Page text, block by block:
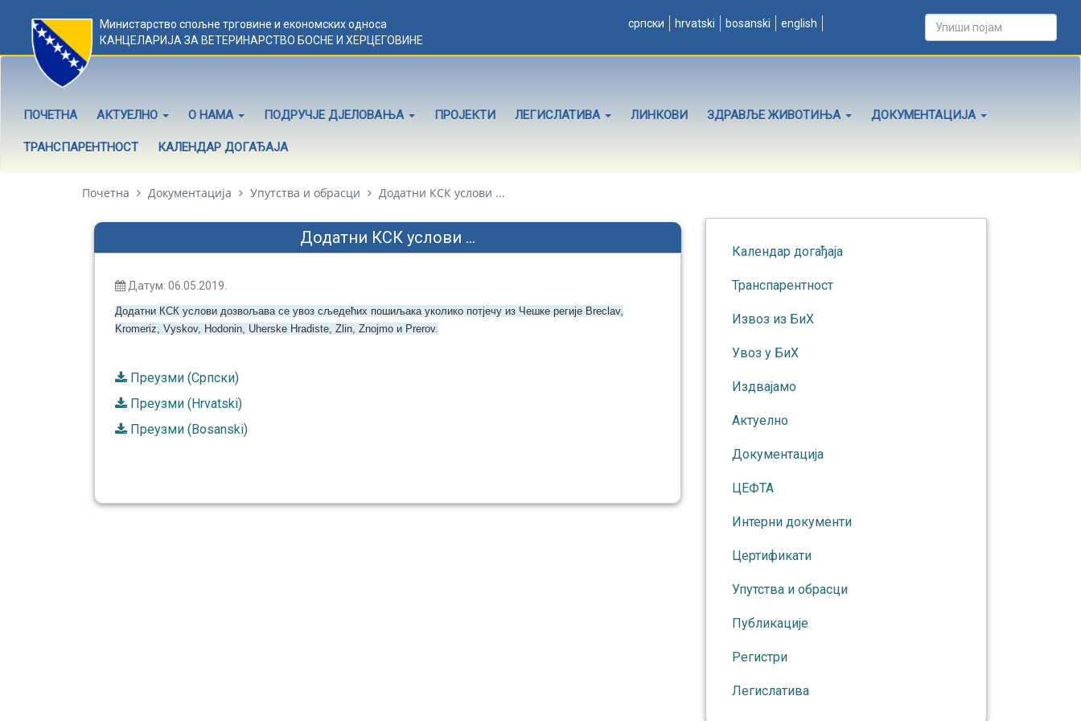
Министарство спољне трговине и економских односа
КАНЦЕЛАРИЈА ЗА ВЕТЕРИНАРСТВО БОСНЕ И ХЕРЦЕГОВИНЕ
српски hrvatski bosanski english
ПОЧЕТНА АКТУЕЛНО О НАМА ПОДРУЧЈЕ ДЈЕЛОВАЊА ПРОЈЕКТИ ЛЕГИСЛАТИВА ЛИНКОВИ ЗДРАВЉЕ ЖИВОТИЊА ДОКУМЕНТАЦИЈА
ТРАНСПАРЕНТНОСТ КАЛЕНДАР ДОГАЂАЈА
Почетна Документација Упутства и обрасци Додатни КСК услови ...
Додатни КСК услови ...
Датум: 06.05.2019.
Додатни КСК услови дозвољава се увоз сљедећих пошиљака уколико потјечу из Чешке регије Breclav,
Kromeriz, Vyskov, Hodonin, Uherske Hradiste, Zlin, Znojmo и Prerov.
Преузми (Српски)
Преузми (Hrvatski)
Преузми (Bosanski)
Календар догађаја
Транспарентност
Извоз из БиХ
Увоз у БиХ
Издвајамо
Актуелно
Документација
ЦЕФТА
Интерни документи
Цертификати
Упутства и обрасци
Публикације
Регистри
Легислатива